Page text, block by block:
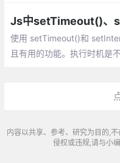
使用 setTimeout()和
且有用的功能。执行时机是
内容以共享、参考、研究为目的,
侵权或违规,请与小